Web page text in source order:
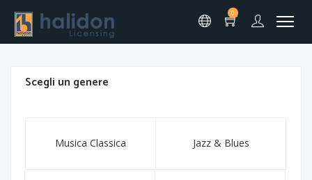
0
Scegli un genere
Musica Classica Jazz & Blues